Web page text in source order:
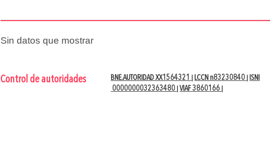
Sin datos que mostrar
Control de autoridades BNE.AUTORIDAD XX1564321 LCCN n83230840
ISNI
0000000032363480
|VIAF 3860166